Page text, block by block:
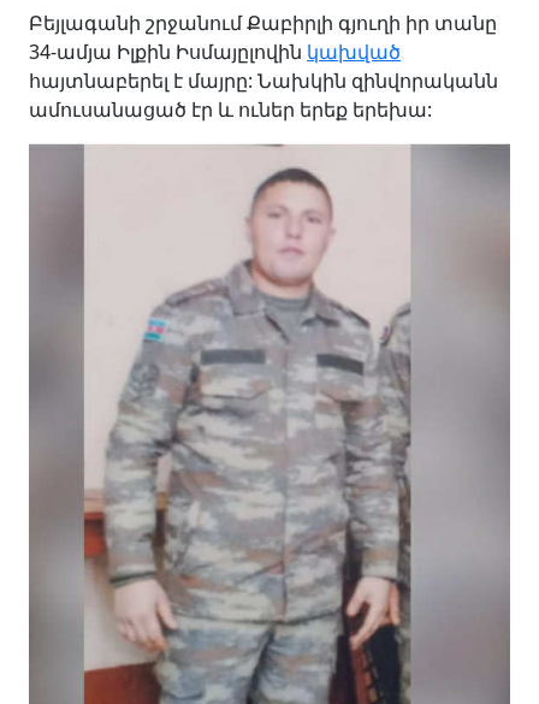
Բեյլագանի շրջանում Քաբիրլի գյուղի իր տանը
34-ամյա Իլքին Իսմայըլովին կախված
հայտնաբերել է մայրը: Նախկին զինվորականն
ամուսանացած էր և ուներ երեք երեխա: